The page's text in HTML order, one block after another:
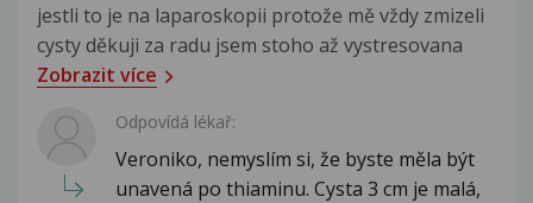
jestli to je na laparoskopii protože mě vždy zmizeli
cysty děkuji za radu jsem stoho až vystresovana
Zobrazit více
Odpovídá lékař:
Veroniko, nemyslím si, že byste měla být
unavená po thiaminu. Cysta 3 cm je malá,